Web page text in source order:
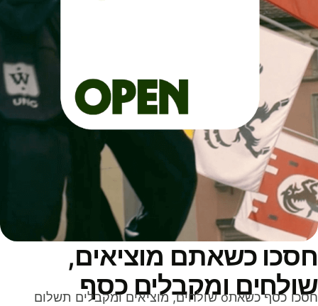
כשאתם מוציאים,
ומקבלים כסף
חסכו כסף כשאתo שולחים, מוציאים ומקבלים תשלום